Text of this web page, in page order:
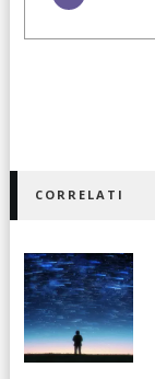
CORRELATI